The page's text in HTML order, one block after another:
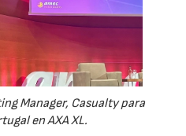
Manager, Casualty para
en AXA XL.